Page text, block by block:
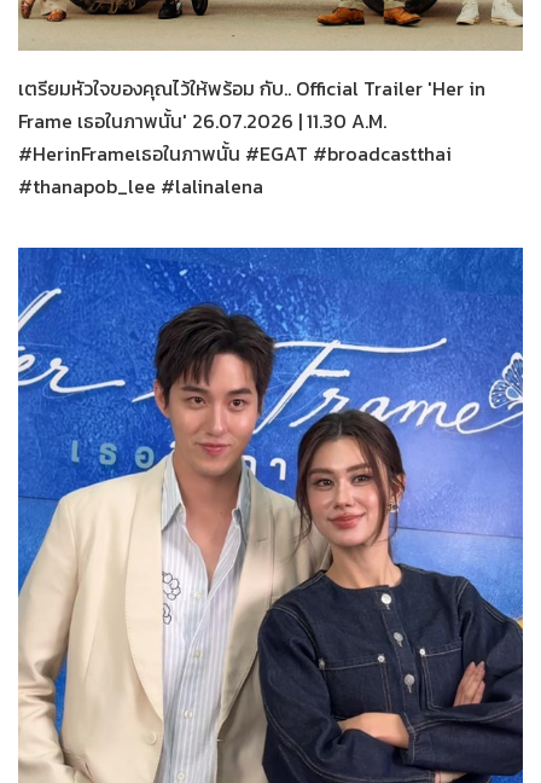
24-07-2569 Her in Frame
เตรียมหัวใจของคุณไว้ให้พร้อม กับ.. Official Trailer 'Her in
Frame เธอในภาพนั้น' 26.07.2026 | 11.30 A.M.
#HerinFrameเธอในภาพนั้น #EGAT #broadcastthai
#thanapob_lee #lalinalena